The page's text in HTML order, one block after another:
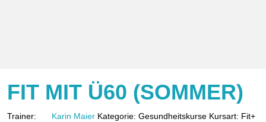
FIT MIT Ü60 (SOMMER)
Trainer: Karin Maier Kategorie: Gesundheitskurse Kursart: Fit+